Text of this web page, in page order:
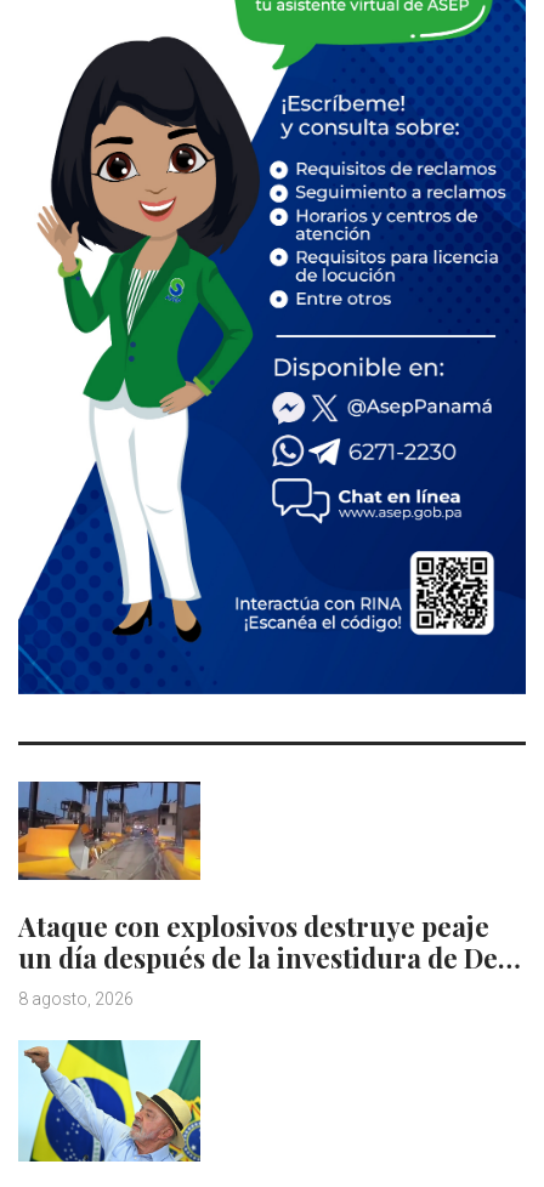
Ataque con explosivos destruye peaje
un día después de la investidura de De…
8 agosto, 2026